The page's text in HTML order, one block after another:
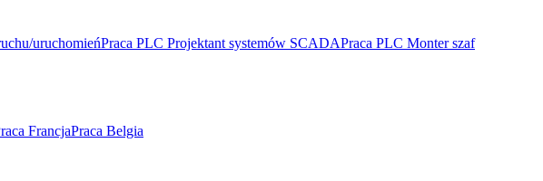
uruchomieńPraca PLC Projektant systemów SCADAPraca PLC Monter szaf
FrancjaPraca Belgia